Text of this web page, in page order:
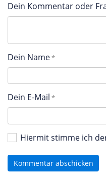
Dein Kommentar oder
Dein Name
Dein E-Mail
Hiermit stimme ich
Kommentar abschicken